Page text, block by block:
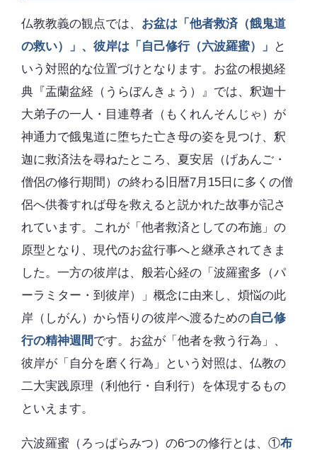
仏教教義の観点では、 お盆は「他者救済（餓鬼道
の救い）」、彼岸は「自己修行（六波羅蜜）」
と
いう対照的な位置づけとなります。お盆の根拠経
典『盂蘭盆経（うらぼんきょう）』では、釈迦十
大弟子の一人・目連尊者（もくれんそんじゃ）が
神通力で餓鬼道に堕ちた亡き母の姿を見つけ、釈
迦に救済法を尋ねたところ、夏安居（げあんご・
僧侶の修行期間）の終わる旧暦7月15日に多くの僧
侶へ供養すれば母を救えると説かれた故事が記さ
れています。これが「他者救済としての布施」の
原型となり、現代のお盆行事へと継承されてきま
した。一方の彼岸は、般若心経の「波羅蜜多（パ
ーラミター・到彼岸）」概念に由来し、煩悩の此
岸（しがん）から悟りの彼岸へ渡るための自己修
行の精神週間です。お盆が「他者を救う行為」、
彼岸が「自分を磨く行為」という対照は、仏教の
二大実践原理（利他行・自利行）を体現するもの
といえます。
六波羅蜜（ろっぱらみつ）の6つの修行とは、①布